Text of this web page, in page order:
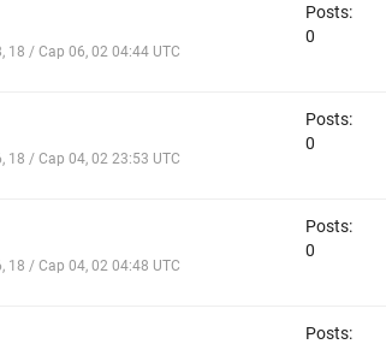
18 / Cap 06, 02 04:44 UTC
Posts:
0
18 / Cap 04, 02 23:53 UTC
Posts:
0
18 / Cap 04, 02 04:48 UTC
Posts:
0
Posts: